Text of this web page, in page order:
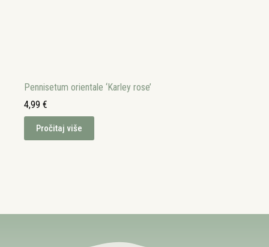
Pennisetum orientale ‘Karley rose’
4,99 €
Pročitaj više